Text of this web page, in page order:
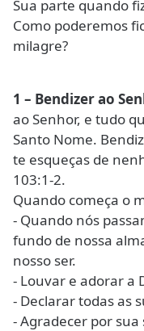
Sua parte quando
Como poderemos
milagre?
1 – Bendizer ao
ao Senhor, e tudo
Santo Nome.
te esqueças de
103:1-2.
Quando começa o
- Quando nós
fundo de nossa
nosso ser.
- Louvar e adorar a
- Declarar todas as
- Agradecer por sua